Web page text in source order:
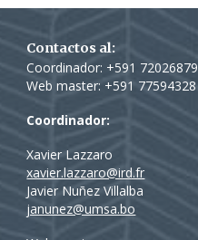
Contactos al:
Coordinador: +591 72026879
Web master: +591 77594328
Coordinador:
Xavier Lazzaro
xavier.lazzaro@ird.fr
Javier Nuñez Villalba
janunez@umsa.bo